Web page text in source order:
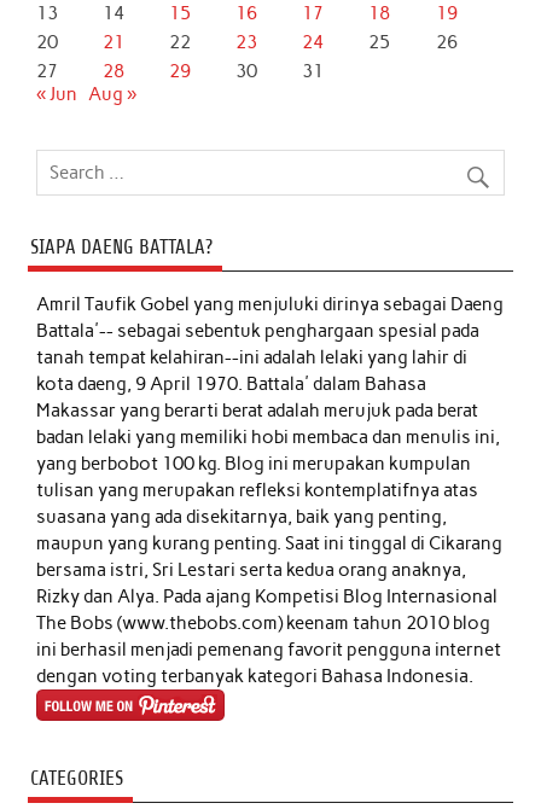
13 14 15 16 17 18
19
20
21 22 23 24 25
26
27
28 29 30
31
« Jun Aug »
SIAPA DAENG BATTALA?
Amril Taufik Gobelyang menjuluki dirinya sebagai Daeng
Battala'-- sebagai sebentuk penghargaan spesial pada
tanah tempat kelahiran--ini adalah lelaki yang lahir di
kota daeng, 9 April 1970. Battala' dalam Bahasa
Makassar yang berarti berat adalah merujuk pada berat
badan lelaki yang memiliki hobi membaca dan menulis ini,
yang berbobot 100 kg. Blog ini merupakan kumpulan
tulisan yang merupakan refleksi kontemplatifnya atas
suasana yang ada disekitarnya, baik yang penting,
maupun yang kurang penting. Saat ini tinggal di Cikarang
bersama istri, Sri Lestari serta kedua orang anaknya,
Rizky dan Alya. Pada ajang Kompetisi Blog Internasional
The Bobs (www.thebobs.com) keenam tahun 2010 blog
ini berhasil menjadi pemenang favorit pengguna internet
dengan voting terbanyak kategori Bahasa Indonesia.
CATEGORIES